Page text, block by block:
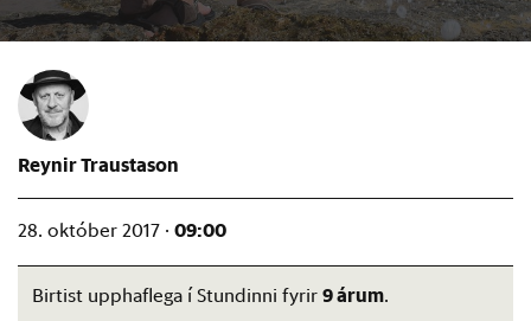
Reynir Traustason
28. október 2017 · 09:00
Birtist upphaflega í Stundinni fyrir 9 árum.